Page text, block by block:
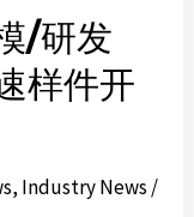
/研发
样件开
, Industry News /